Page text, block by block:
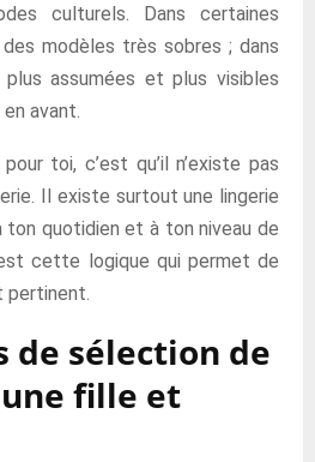
culturels. Dans certaines
modèles très sobres ; dans
plus assumées et plus visibles
avant.
toi, c’est qu’il n’existe pas
Il existe surtout une lingerie
quotidien et à ton niveau de
cette logique qui permet de
pertinent.
de sélection de
fille et